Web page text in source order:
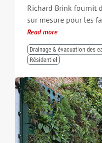
Richard Brink fournit
sur mesure pour les
Read more
Drainage & évacuation des
Résidentiel